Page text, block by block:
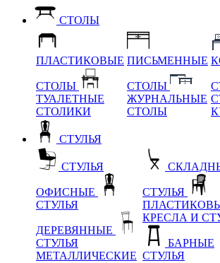
СТОЛЫ
ПЛАСТИКОВЫЕ
СТОЛЫ
ТУАЛЕТНЫЕ
СТОЛИКИ
ПИСЬМЕННЫЕ
СТОЛЫ
ЖУРНАЛЬНЫЕ
СТОЛЫ
СТУЛЬЯ
СТУЛЬЯ
ОФИСНЫЕ
СТУЛЬЯ
ДЕРЕВЯННЫЕ
СТУЛЬЯ
МЕТАЛЛИЧЕСКИЕ
СТУЛЬЯ
КРЕСЛА И
БАРНЫЕ
СТУЛЬЯ